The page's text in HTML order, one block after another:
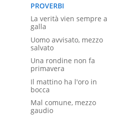
PROVERBI
La verità vien sempre a
galla
Uomo avvisato, mezzo
salvato
Una rondine non fa
primavera
Il mattino ha l'oro in
bocca
Mal comune, mezzo
gaudio